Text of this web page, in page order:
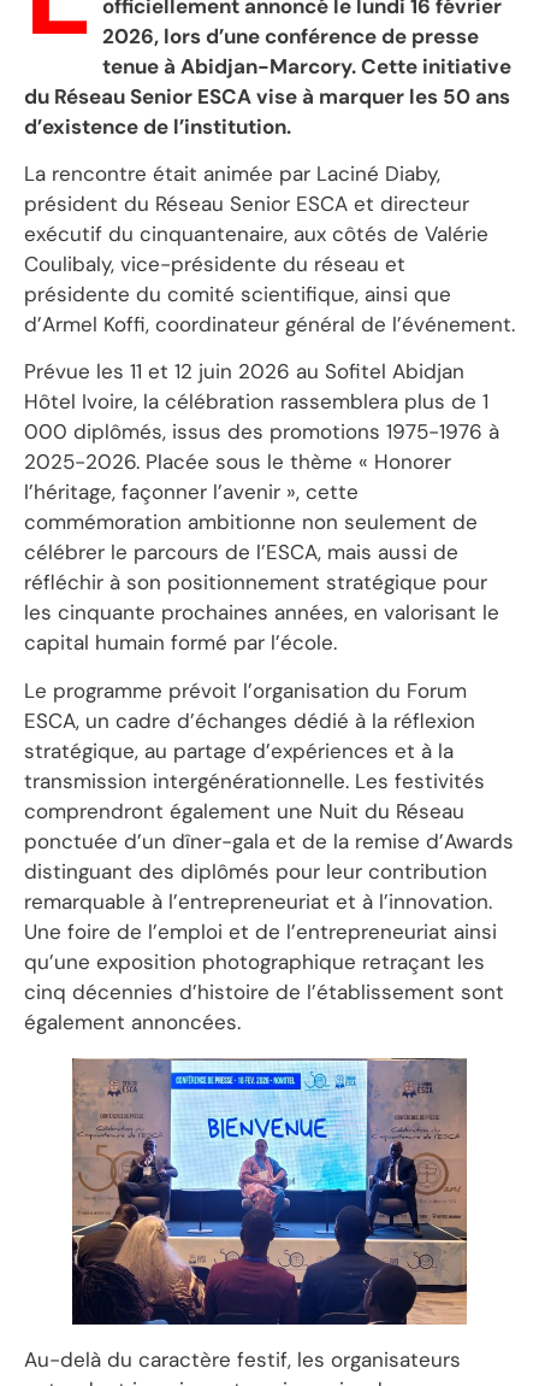
officiellement annoncé le lundi 16 février
2026, lors d’une conférence de presse
tenue à Abidjan-Marcory. Cette initiative
du Réseau Senior ESCA vise à marquer les 50 ans
d’existence de l’institution.
La rencontre était animée par Laciné Diaby,
président du Réseau Senior ESCA et directeur
exécutif du cinquantenaire, aux côtés de Valérie
Coulibaly, vice-présidente du réseau et
présidente du comité scientifique, ainsi que
d’Armel Koffi, coordinateur général de l’événement.
Prévue les 11 et 12 juin 2026 au Sofitel Abidjan
Hôtel Ivoire, la célébration rassemblera plus de 1
000 diplômés, issus des promotions 1975-1976 à
2025-2026. Placée sous le thème « Honorer
l’héritage, façonner l’avenir », cette
commémoration ambitionne non seulement de
célébrer le parcours de l’ESCA, mais aussi de
réfléchir à son positionnement stratégique pour
les cinquante prochaines années, en valorisant le
capital humain formé par l’école.
Le programme prévoit l’organisation du Forum
ESCA, un cadre d’échanges dédié à la réflexion
stratégique, au partage d’expériences et à la
transmission intergénérationnelle. Les festivités
comprendront également une Nuit du Réseau
ponctuée d’un dîner-gala et de la remise d’Awards
distinguant des diplômés pour leur contribution
remarquable à l’entrepreneuriat et à l’innovation.
Une foire de l’emploi et de l’entrepreneuriat ainsi
qu’une exposition photographique retraçant les
cinq décennies d’histoire de l’établissement sont
également annoncées.
Au-delà du caractère festif, les organisateurs